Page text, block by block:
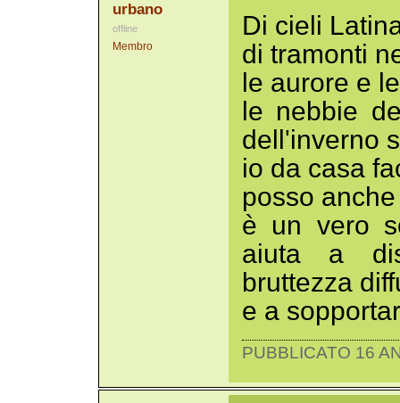
urbano
offline
Membro
Di cieli
di tramonti
le aurore e
le nebbie
dell'inverno
io da casa
posso
è un vero
aiuta a
bruttezza
e a
PUBBLICATO 16